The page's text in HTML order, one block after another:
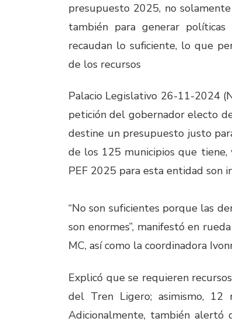
presupuesto 2025, no
también para generar
recaudan lo suficiente, lo que
de los recursos
Palacio Legislativo 26-11-2024
petición del gobernador electo
destine un presupuesto justo
de los 125 municipios que
PEF 2025 para esta entidad son
“No son suficientes porque las
son enormes”, manifestó en
MC, así como la coordinadora
Explicó que se requieren
del Tren Ligero; asimismo, 12
Adicionalmente, también